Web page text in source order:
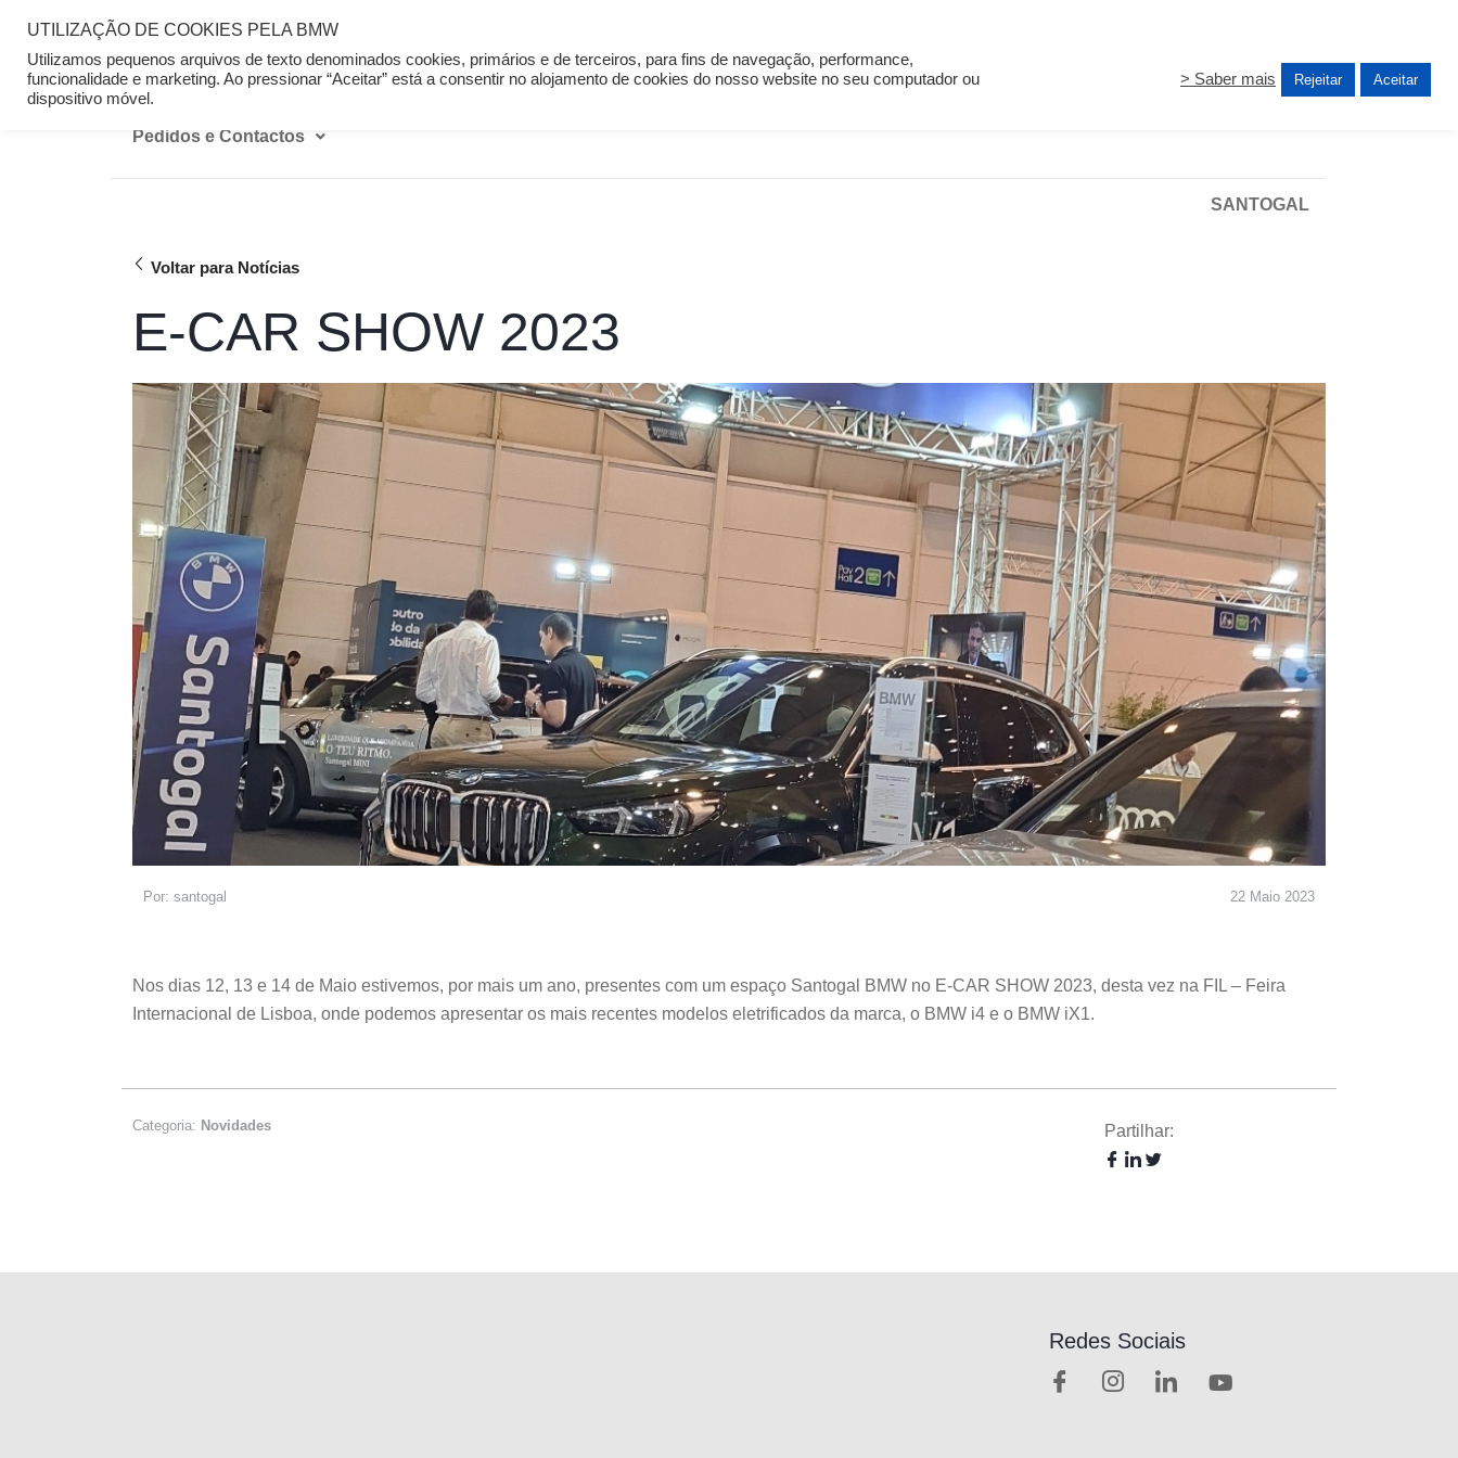
Home Campanhas Novos Usados Serviços e Acessórios Sobre Nós
Pedidos e Contactos
SANTOGAL
Voltar para Notícias
E-CAR SHOW 2023
santogal 22 Maio 2023
Nos dias 12, 13 e 14 de Maio estivemos, por mais um ano, presentes com um espaço Santogal BMW no E-CAR SHOW 2023, desta vez na FIL – Feira
Internacional de Lisboa, onde podemos apresentar os mais recentes modelos eletrificados da marca, o BMW i4 e o BMW iX1.
Novidades Partilhar:
Redes Sociais
UTILIZAÇÃO DE COOKIES PELA BMW
Utilizamos pequenos arquivos de texto denominados cookies, primários e de terceiros, para fins de navegação, performance,
funcionalidade e marketing. Ao pressionar “Aceitar” está a consentir no alojamento de cookies do nosso website no seu computador ou
dispositivo móvel.
> Saber mais Rejeitar Aceitar